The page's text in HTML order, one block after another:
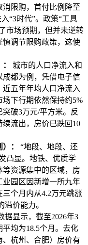
限购，首付比例降至
“3时代”。政策“工具
市场预期，但并未逆转
调节限购政策，这使
城市的人口净流入和
成都为例，凭借电子信
五年年均人口净流入
下行期依然保持约5%
破3万元/平方米。反
流出，房价已跌回10
：
“地段、地段、还
凸显。地铁、优质学
等资源集中的区域，房
业园区因新增一所九年
个月内从4.2万元跳涨
溢价能力。
据显示，截至2026年3
均为18.5个月。去化
、杭州、合肥）房价有